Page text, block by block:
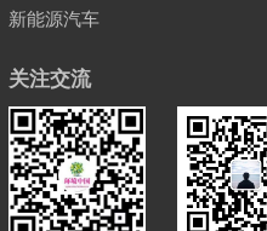
新能源汽车
关注交流